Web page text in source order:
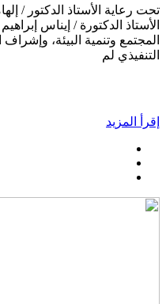
الأستاذ الدكتورة / إيناس
المجتمع وتنمية البيئة،
التنفيذي لم
إقرأ المزيد